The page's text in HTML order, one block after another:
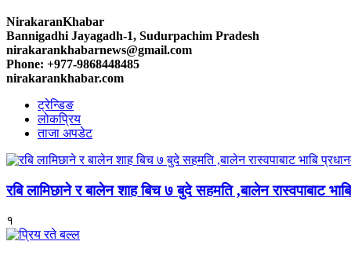
NirakaranKhabar
Bannigadhi Jayagadh-1, Sudurpachim Pradesh
nirakarankhabarnews@gmail.com
Phone: +977-9868448485
nirakarankhabar.com
ट्रेन्डिङ
लोकप्रिय
ताजा अपडेट
रबि लामिछाने र बालेन शाह बिच ७ बुदे सहमति ,बालेन रास्वपाबाट
१